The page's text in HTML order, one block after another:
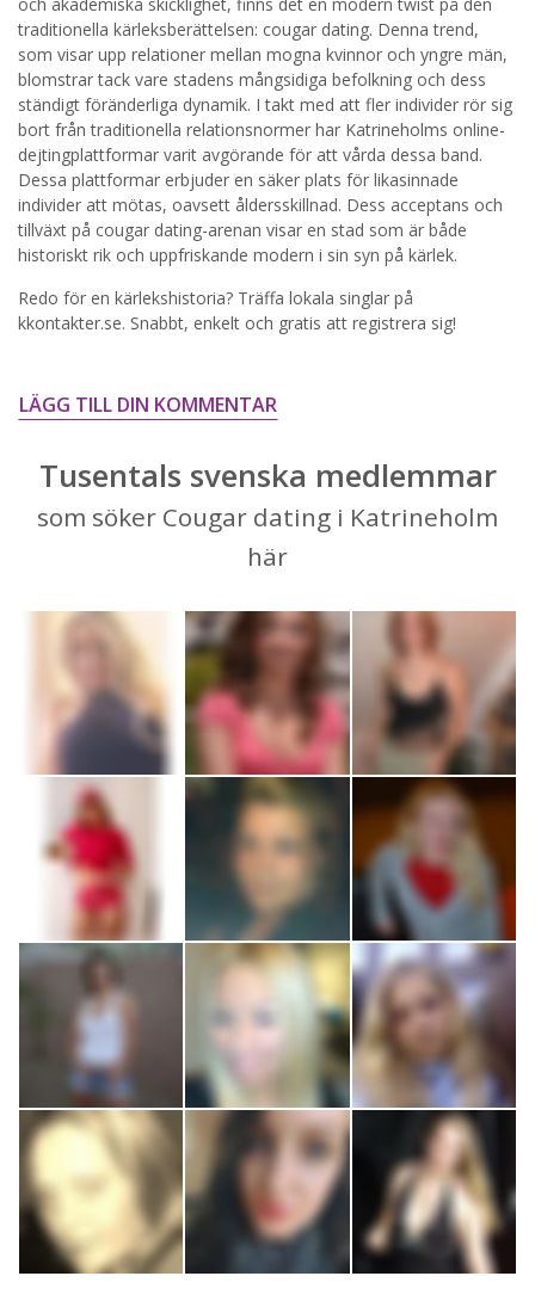
Genom att registrera godkänner jag Villkorenoch
Sekretesspolicyn. Jag godkänner att ta emot information och
reklam via e-post från hemsidans operatörer. Jag kan dra
tillbaka godkännande när jag vill.
STARTA NU!
traditionella kärleksberättelsen: cougar dating. Denna trend,
som visar upp relationer mellan mogna kvinnor och yngre män,
blomstrar tack vare stadens mångsidiga befolkning och dess
ständigt föränderliga dynamik. I takt med att fler individer rör sig
bort från traditionella relationsnormer har Katrineholms online-
dejtingplattformar varit avgörande för att vårda dessa band.
Dessa plattformar erbjuder en säker plats för likasinnade
individer att mötas, oavsett åldersskillnad. Dess acceptans och
tillväxt på cougar dating-arenan visar en stad som är både
historiskt rik och uppfriskande modern i sin syn på kärlek.
Redo för en kärlekshistoria? Träffa lokala singlar på
kkontakter.se. Snabbt, enkelt och gratis att registrera sig!
LÄGG TILL DIN KOMMENTAR
Tusentals svenska medlemmar
som söker Cougar dating i Katrineholm
här